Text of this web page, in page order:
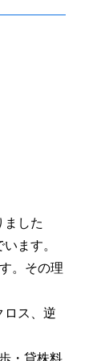
ました
ます。
。その理
ロス、逆
・貸株料